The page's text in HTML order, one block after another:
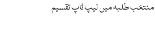
منتخب طلبہ میں لیپ ٹاپ تقسیم